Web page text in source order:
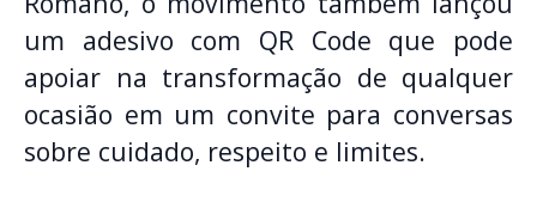
um adesivo com QR Code que pode
apoiar na transformação de qualquer
ocasião em um convite para conversas
sobre cuidado, respeito e limites.